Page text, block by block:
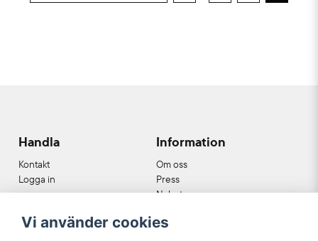
Handla
Kontakt
Logga in
Information
Om oss
Press
Nyheter
Cookies
Vi använder cookies